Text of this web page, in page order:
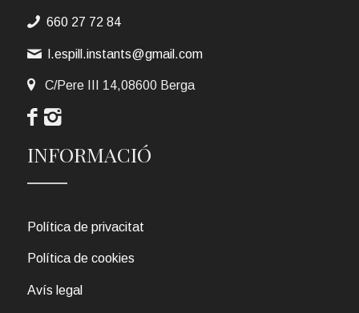
660 27 72 84
l.espill.instants@gmail.com
C/Pere III 14,08600 Berga
INFORMACIÓ
Política de privacitat
Política de cookies
Avís legal